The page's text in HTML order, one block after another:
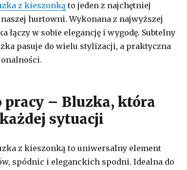
z kieszonkąto jeden z najchętniej
hurtowni. Wykonana z najwyższej
łączy w sobie elegancję i wygodę. Subtelny
pasuje do wielu stylizacji, a praktyczna
pracy – Bluzka, która
sytuacji
z kieszonką to uniwersalny element
spódnic i eleganckich spodni. Idealna do